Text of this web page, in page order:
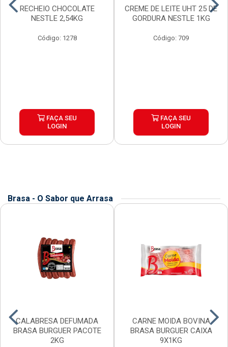
RECHEIO CHOCOLATE
NESTLE 2,54KG
Código: 1278
FAÇA SEU
LOGIN
CREME DE LEITE UHT 25 DE
GORDURA NESTLE 1KG
Código: 709
FAÇA SEU
LOGIN
Brasa - O Sabor que Arrasa
CALABRESA DEFUMADA
BRASA BURGUER PACOTE
2KG
CARNE MOIDA BOVINA
BRASA BURGUER CAIXA
9X1KG